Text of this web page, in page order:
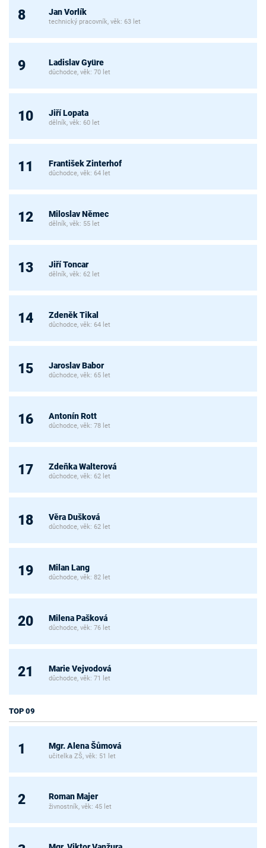
8 Jan Vorlík
technický pracovník, věk: 63 let
9 Ladislav Gyüre
důchodce, věk: 70 let
10 Jiří Lopata
dělník, věk: 60 let
11 František Zinterhof
důchodce, věk: 64 let
12 Miloslav Němec
dělník, věk: 55 let
13 Jiří Toncar
dělník, věk: 62 let
14 Zdeněk Tikal
důchodce, věk: 64 let
15 Jaroslav Babor
důchodce, věk: 65 let
16 Antonín Rott
důchodce, věk: 78 let
17 Zdeňka Walterová
důchodce, věk: 62 let
18 Věra Dušková
důchodce, věk: 62 let
19 Milan Lang
důchodce, věk: 82 let
20 Milena Pašková
důchodce, věk: 76 let
21 Marie Vejvodová
důchodce, věk: 71 let
TOP 09
1 Mgr. Alena Šůmová
učitelka ZŠ, věk: 51 let
2 Roman Majer
živnostník, věk: 45 let